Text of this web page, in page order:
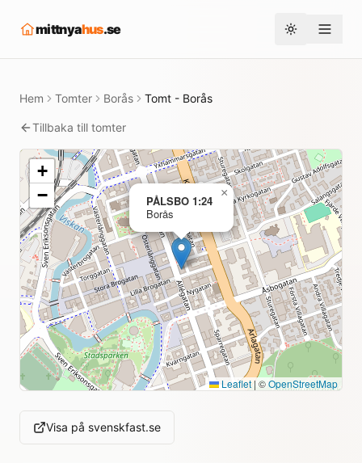
mittnyahus.se Toggle theme
Hem Tomter Borås Tomt - Borås
Tillbaka till tomter
PÅLSBO 1:24
Borås
×
+
−
Leaflet|©OpenStreetMap
Visa på svenskfast.se